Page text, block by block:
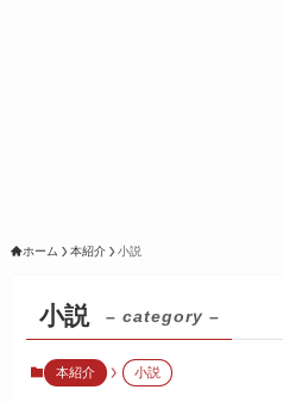
ホーム 本紹介 小説
小説 – category –
本紹介 小説